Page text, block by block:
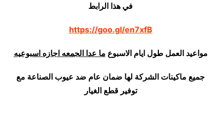
في هذا الرابط
https://goo.gl/en7xfB
مواعيد العمل طول ايام الاسبوع ما عدا الجمعه اجازه اسبوعيه
جميع ماكينات الشركة لها ضمان عام ضد عيوب الصناعة مع
توفير قطع الغيار